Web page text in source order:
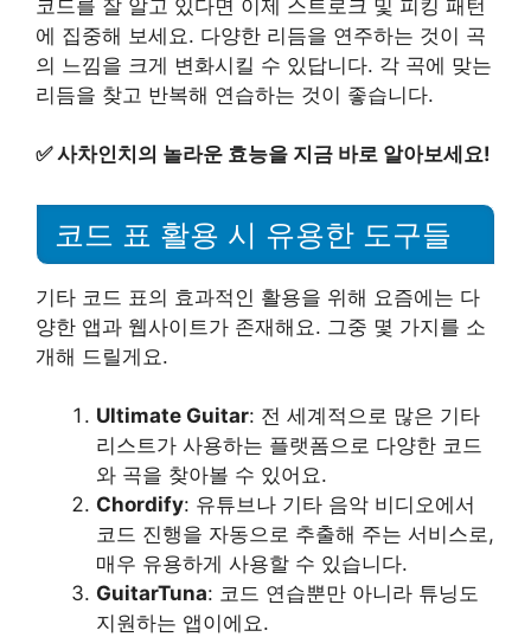
코드를 잘 알고 있다면 이제 스트로크 및 피킹 패턴
에 집중해 보세요. 다양한 리듬을 연주하는 것이 곡
의 느낌을 크게 변화시킬 수 있답니다. 각 곡에 맞는
리듬을 찾고 반복해 연습하는 것이 좋습니다.
✅사차인치의 놀라운 효능을 지금 바로 알아보세요!
코드 표 활용 시 유용한 도구들
기타 코드 표의 효과적인 활용을 위해 요즘에는 다
양한 앱과 웹사이트가 존재해요. 그중 몇 가지를 소
개해 드릴게요.
Ultimate Guitar: 전 세계적으로 많은 기타
리스트가 사용하는 플랫폼으로 다양한 코드
와 곡을 찾아볼 수 있어요.
Chordify: 유튜브나 기타 음악 비디오에서
코드 진행을 자동으로 추출해 주는 서비스로,
매우 유용하게 사용할 수 있습니다.
GuitarTuna: 코드 연습뿐만 아니라 튜닝도
지원하는 앱이에요.